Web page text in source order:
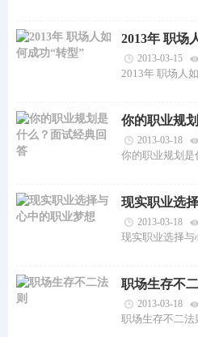
2013年 职场
2013-03-15
2013年 职场人
你的职业规
2013-03-18
你的职业规划
现实职业选
2013-03-18
现实职业选择与
职场生存不
2013-03-18
职场生存不二法